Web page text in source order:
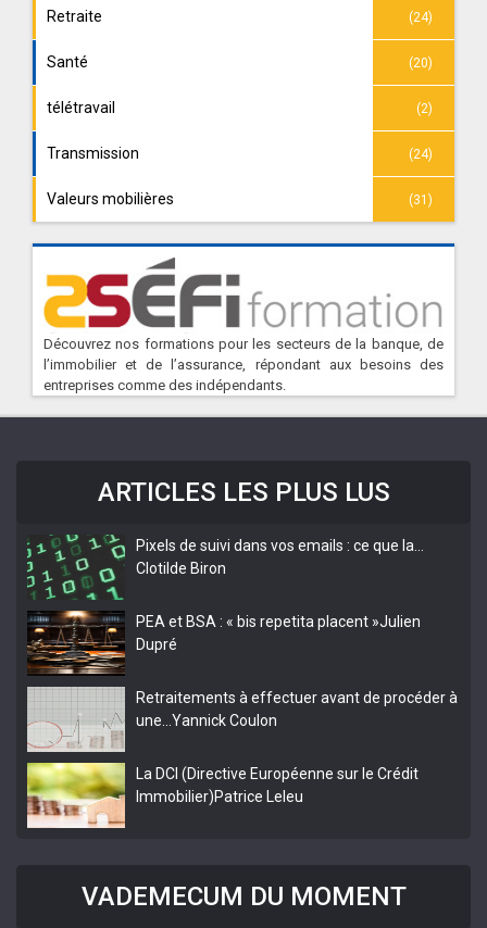
Retraite (24)
Santé (20)
télétravail (2)
Transmission (24)
Valeurs mobilières (31)
Découvrez nos formations pour les secteurs de la banque, de
l’immobilier et de l’assurance, répondant aux besoins des
entreprises comme des indépendants.
ARTICLES LES PLUS LUS
Pixels de suivi dans vos emails : ce que la…
Clotilde Biron
PEA et BSA : « bis repetita placent »Julien
Dupré
Retraitements à effectuer avant de procéder à
une… Yannick Coulon
La DCI (Directive Européenne sur le Crédit
Immobilier)Patrice Leleu
VADEMECUM DU MOMENT